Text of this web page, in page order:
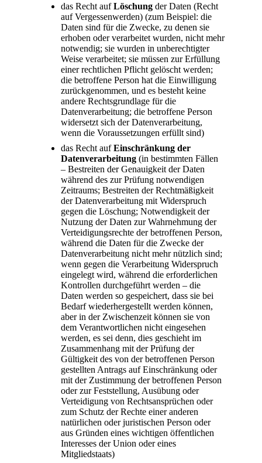
das Recht aufLöschung der Daten (Recht
auf Vergessenwerden) (zum Beispiel: die
Daten sind für die Zwecke, zu denen sie
erhoben oder verarbeitet wurden, nicht mehr
notwendig; sie wurden in unberechtigter
Weise verarbeitet; sie müssen zur Erfüllung
einer rechtlichen Pflicht gelöscht werden;
die betroffene Person hat die Einwilligung
zurückgenommen, und es besteht keine
andere Rechtsgrundlage für die
Datenverarbeitung; die betroffene Person
widersetzt sich der Datenverarbeitung,
wenn die Voraussetzungen erfüllt sind)
das Recht aufEinschränkung der
Datenverarbeitung (in bestimmten Fällen
– Bestreiten der Genauigkeit der Daten
während des zur Prüfung notwendigen
Zeitraums; Bestreiten der Rechtmäßigkeit
der Datenverarbeitung mit Widerspruch
gegen die Löschung; Notwendigkeit der
Nutzung der Daten zur Wahrnehmung der
Verteidigungsrechte der betroffenen Person,
während die Daten für die Zwecke der
Datenverarbeitung nicht mehr nützlich sind;
wenn gegen die Verarbeitung Widerspruch
eingelegt wird, während die erforderlichen
Kontrollen durchgeführt werden – die
Daten werden so gespeichert, dass sie bei
Bedarf wiederhergestellt werden können,
aber in der Zwischenzeit können sie von
dem Verantwortlichen nicht eingesehen
werden, es sei denn, dies geschieht im
Zusammenhang mit der Prüfung der
Gültigkeit des von der betroffenen Person
gestellten Antrags auf Einschränkung oder
mit der Zustimmung der betroffenen Person
oder zur Feststellung, Ausübung oder
Verteidigung von Rechtsansprüchen oder
zum Schutz der Rechte einer anderen
natürlichen oder juristischen Person oder
aus Gründen eines wichtigen öffentlichen
Interesses der Union oder eines
Mitgliedstaats)